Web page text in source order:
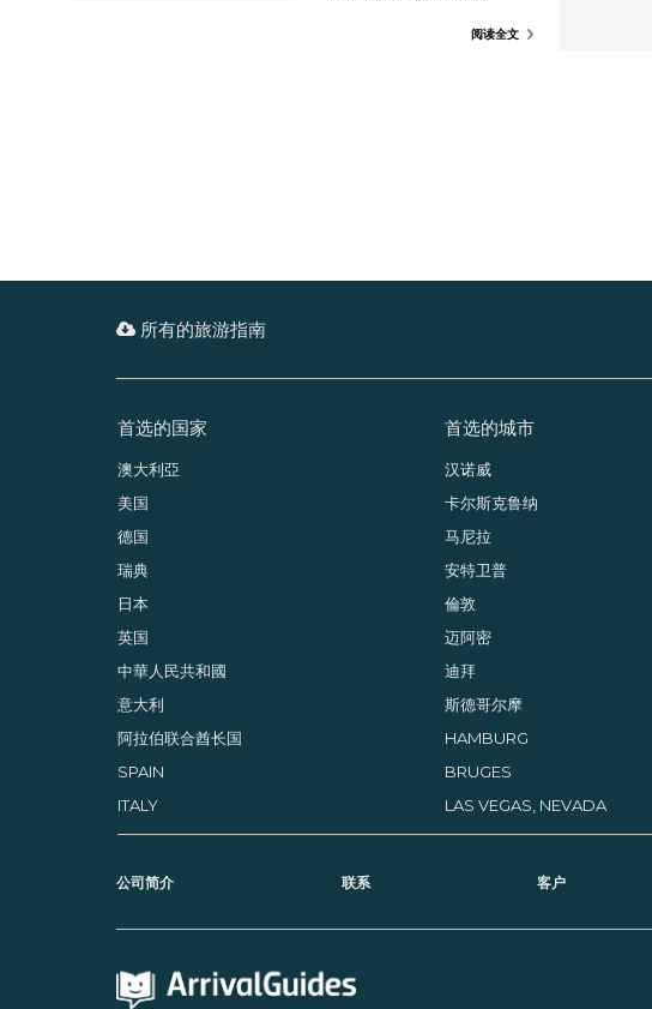
阅读全文
所有的旅游指南
首选的国家
澳大利亞
美国
德国
瑞典
日本
英国
中華人民共和國
意大利
阿拉伯联合酋长国
SPAIN
ITALY
首选的城市
汉诺威
卡尔斯克鲁纳
马尼拉
安特卫普
倫敦
迈阿密
迪拜
斯德哥尔摩
HAMBURG
BRUGES
LAS VEGAS, NEVADA
公司简介 联系 客户